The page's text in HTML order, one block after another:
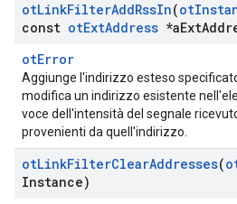
otLinkFilterAddRssIn(ot
const otExtAddress *aExt
otError
Aggiunge l'indirizzo esteso
modifica un indirizzo esistente
voce dell'intensità del segnale
provenienti da quell'indirizzo.
otLinkFilterClearAddresses(
Instance)